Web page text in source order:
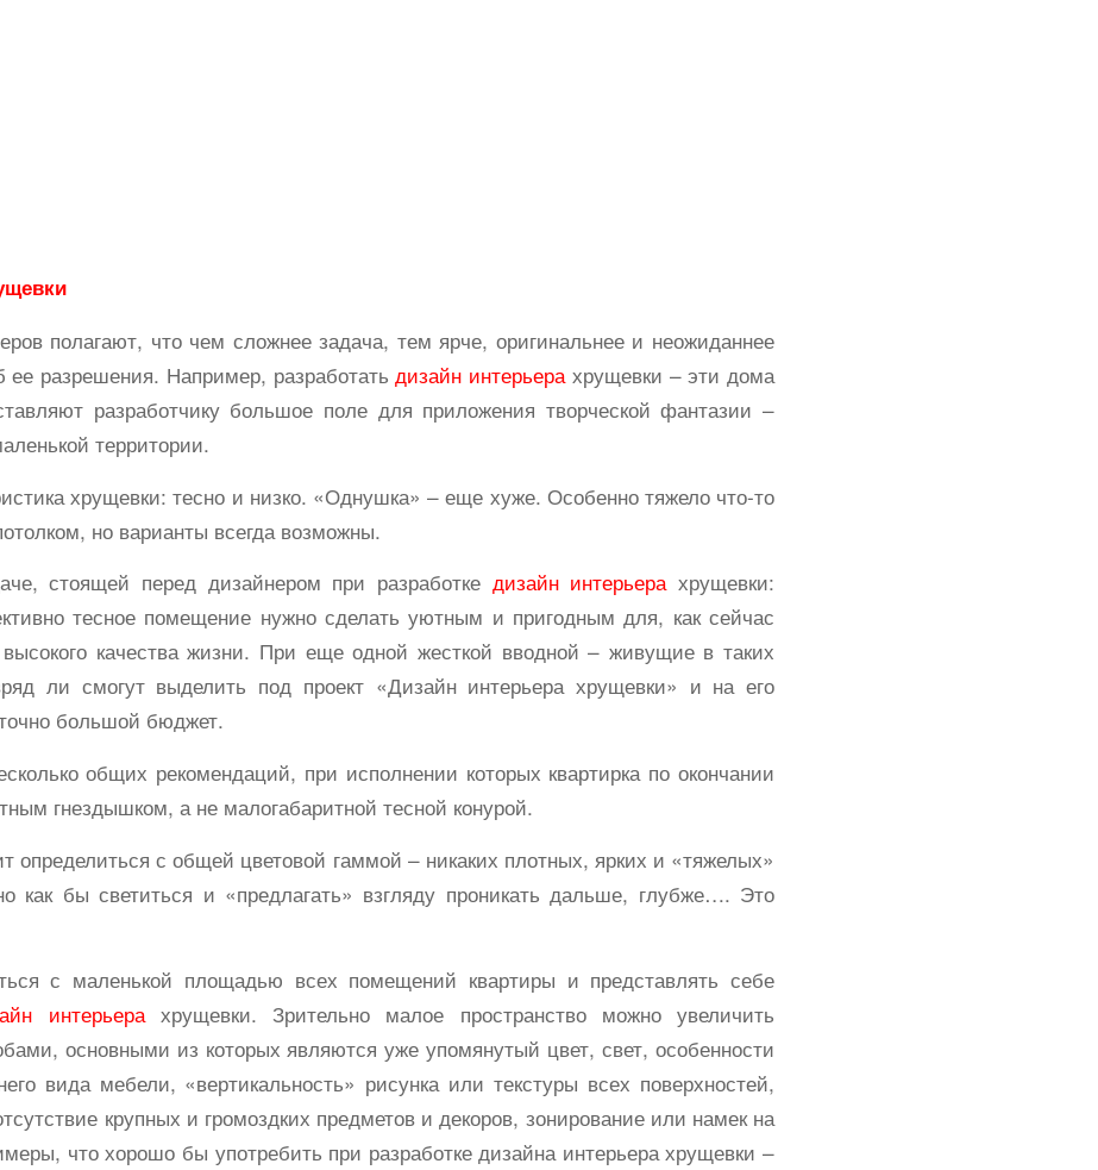
полагают, что чем сложнее задача, тем ярче, оригинальнее и неожиданнее
ее разрешения. Например, разработать дизайн интерьера хрущевки – эти дома
разработчику большое поле для приложения творческой фантазии –
территории.
хрущевки: тесно и низко. «Однушка» – еще хуже. Особенно тяжело что-то
но варианты всегда возможны.
стоящей перед дизайнером при разработке дизайн интерьерахрущевки:
тесное помещение нужно сделать уютным и пригодным для, как сейчас
высокого качества жизни. При еще одной жесткой вводной – живущие в таких
ли смогут выделить под проект «Дизайн интерьера хрущевки» и на его
большой бюджет.
общих рекомендаций, при исполнении которых квартирка по окончании
гнездышком, а не малогабаритной тесной конурой.
определиться с общей цветовой гаммой – никаких плотных, ярких и «тяжелых»
как бы светиться и «предлагать» взгляду проникать дальше, глубже…. Это
с маленькой площадью всех помещений квартиры и представлять себе
интерьерахрущевки. Зрительно малое пространство можно увеличить
основными из которых являются уже упомянутый цвет, свет, особенности
вида мебели, «вертикальность» рисунка или текстуры всех поверхностей,
крупных и громоздких предметов и декоров, зонирование или намек на
что хорошо бы употребить при разработке дизайна интерьера хрущевки –